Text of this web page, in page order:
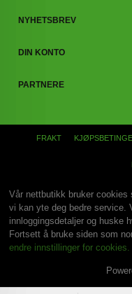
NYHETSBREV
DIN KONTO
PARTNERE
FRAKT
Vår nettbutikk bruker
vi kan yte deg bedre service.
innloggingsdetaljer og huske
Fortsett å bruke siden som
endre innstillinger for cookies.